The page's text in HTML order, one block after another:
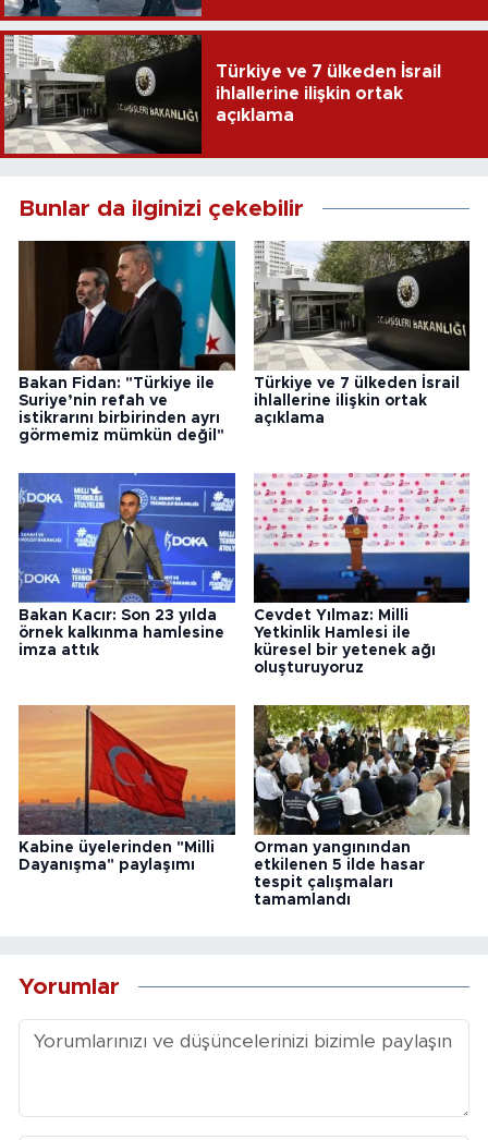
Türkiye ve 7 ülkeden İsrail
ihlallerine ilişkin ortak
açıklama
Bunlar da ilginizi çekebilir
Bakan Fidan: "Türkiye ile
Suriye’nin refah ve
istikrarını birbirinden ayrı
görmemiz mümkün değil"
Türkiye ve 7 ülkeden İsrail
ihlallerine ilişkin ortak
açıklama
Bakan Kacır: Son 23 yılda
örnek kalkınma hamlesine
imza attık
Cevdet Yılmaz: Milli
Yetkinlik Hamlesi ile
küresel bir yetenek ağı
oluşturuyoruz
Kabine üyelerinden "Milli
Dayanışma" paylaşımı
Orman yangınından
etkilenen 5 ilde hasar
tespit çalışmaları
tamamlandı
Yorumlar